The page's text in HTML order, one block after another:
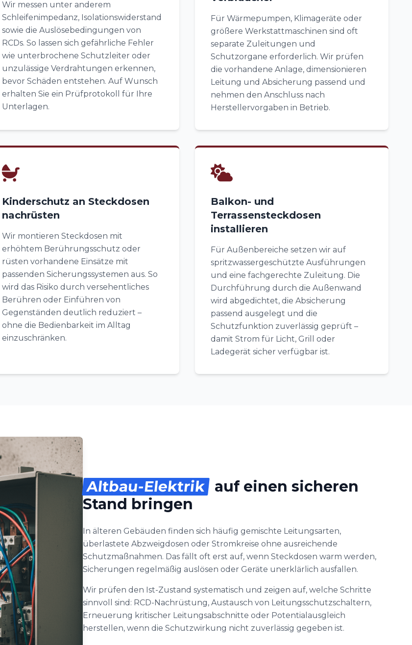
Wir messen unter anderem
Schleifenimpedanz, Isolationswiderstand
sowie die Auslösebedingungen von
RCDs. So lassen sich gefährliche Fehler
wie unterbrochene Schutzleiter oder
unzulässige Verdrahtungen erkennen,
bevor Schäden entstehen. Auf Wunsch
erhalten Sie ein Prüfprotokoll für Ihre
Unterlagen.
Für Wärmepumpen, Klimageräte oder
größere Werkstattmaschinen sind oft
separate Zuleitungen und
Schutzorgane erforderlich. Wir prüfen
die vorhandene Anlage, dimensionieren
Leitung und Absicherung passend und
nehmen den Anschluss nach
Herstellervorgaben in Betrieb.
Kinderschutz an Steckdosen
nachrüsten
Wir montieren Steckdosen mit
erhöhtem Berührungsschutz oder
rüsten vorhandene Einsätze mit
passenden Sicherungssystemen aus. So
wird das Risiko durch versehentliches
Berühren oder Einführen von
Gegenständen deutlich reduziert –
ohne die Bedienbarkeit im Alltag
einzuschränken.
Balkon- und
Terrassensteckdosen
installieren
Für Außenbereiche setzen wir auf
spritzwassergeschützte Ausführungen
und eine fachgerechte Zuleitung. Die
Durchführung durch die Außenwand
wird abgedichtet, die Absicherung
passend ausgelegt und die
Schutzfunktion zuverlässig geprüft –
damit Strom für Licht, Grill oder
Ladegerät sicher verfügbar ist.
Altbau-Elektrik auf einen sicheren
Stand bringen
In älteren Gebäuden finden sich häufig gemischte Leitungsarten,
überlastete Abzweigdosen oder Stromkreise ohne ausreichende
Schutzmaßnahmen. Das fällt oft erst auf, wenn Steckdosen warm werden,
Sicherungen regelmäßig auslösen oder Geräte unerklärlich ausfallen.
Wir prüfen den Ist-Zustand systematisch und zeigen auf, welche Schritte
sinnvoll sind: RCD-Nachrüstung, Austausch von Leitungsschutzschaltern,
Erneuerung kritischer Leitungsabschnitte oder Potentialausgleich
herstellen, wenn die Schutzwirkung nicht zuverlässig gegeben ist.